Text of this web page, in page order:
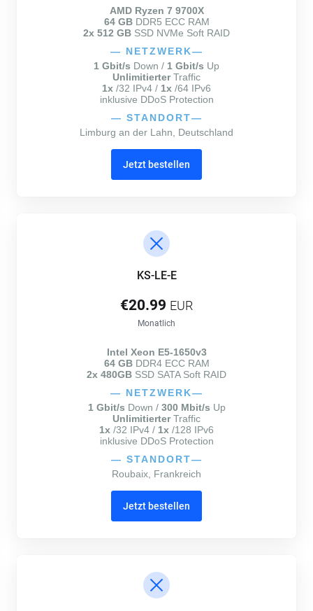
AMD Ryzen 7 9700X
64 GBDDR5 ECC RAM
2x 512 GB SSD NVMe Soft RAID
— NETZWERK—
1 Gbit/s Down / 1 Gbit/s Up
UnlimitierterTraffic
1x /32 IPv4 / 1x /64 IPv6
inklusive DDoS Protection
— STANDORT—
Limburg an der Lahn, Deutschland
Jetzt bestellen
KS-LE-E
€20.99 EUR
Monatlich
Intel Xeon E5-1650v3
64 GBDDR4 ECC RAM
2x 480GB SSD SATA Soft RAID
— NETZWERK—
1 Gbit/s Down / 300 Mbit/s Up
UnlimitierterTraffic
1x /32 IPv4 / 1x /128 IPv6
inklusive DDoS Protection
— STANDORT—
Roubaix, Frankreich
Jetzt bestellen